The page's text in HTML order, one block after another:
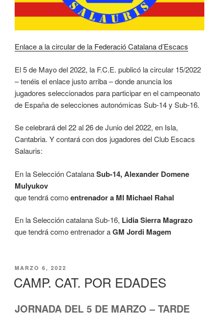
Enlacea lacircular de la Federació Catalana d’Escacs
El 5 de Mayo del 2022, la F.C.E. publicó la circular 15/2022
– tenéis el enlace justo arriba – donde anuncia los
jugadores seleccionados para participar en el campeonato
de España de selecciones autonómicas Sub-14 y Sub-16.
Se celebrará del 22 al 26 de Junio del 2022, en Isla,
Cantabria. Y contará con dos jugadores del Club Escacs
Salauris:
En la Selección CatalanaSub-14, Alexander Domene
Mulyukov
que tendrá comoentrenador a MI Michael Rahal
En la Selección catalana Sub-16, Lidia Sierra Magrazo
que tendrá como entrenador aGM Jordi Magem
PUBLICADO
MARZO 6, 2022
CAMP. CAT. POR EDADES
JORNADA DEL 5 DE MARZO – TARDE